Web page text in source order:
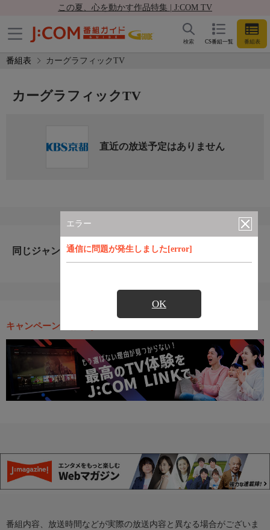
この夏、心を動かす作品特集 | J:COM TV
CS番組一覧 番組表
検索
番組表 カーグラフィックTV
エラー
通信に問題が発生しました[error]
OK
カーグラフィックTV
直近の放送予定はありません
同じジャンルのおすすめ番組
キャンペーン・お得な情報
番組内容、放送時間などが実際の放送内容と異なる場合がございま